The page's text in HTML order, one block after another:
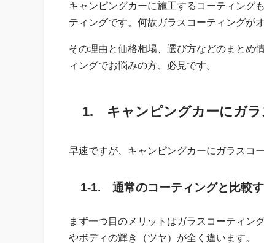
キャンピングカーに施工するコーティング
ティングです。何故ガラスコーティングが
その理由と価格相場、選び方などのまとめ
ィングでお悩みの方、必見です。
1. キャンピングカーにガラ
早速ですが、キャンピングカーにガラスコ
1-1. 通常のコーティングと比較
まず一つ目のメリットはガラスコーティン
やボディの輝き（ツヤ）が全く違います。